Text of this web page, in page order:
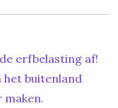
erfbelasting af!
het buitenland
maken.